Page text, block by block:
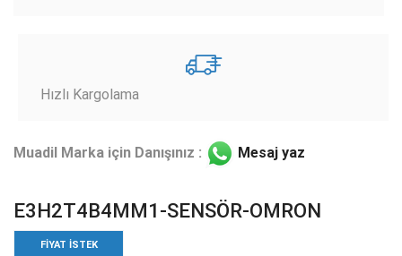
Hızlı Kargolama
Muadil Marka için Danışınız : Mesaj yaz
E3H2T4B4MM1-SENSÖR-OMRON
FIYAT ISTEK